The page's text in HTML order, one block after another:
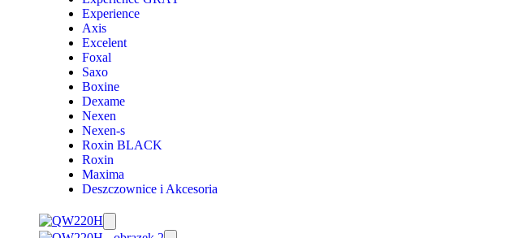
Experience
Axis
Excelent
Foxal
Saxo
Boxine
Dexame
Nexen
Nexen-s
Roxin BLACK
Roxin
Maxima
Deszczownice i Akcesoria